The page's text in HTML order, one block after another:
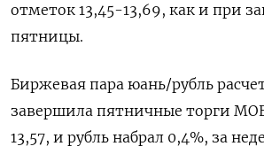
отметок 13,45-13,69, как и при
пятницы.
Биржевая пара юань/рубль
завершила пятничные торги
13,57, и рубль набрал 0,4%, за